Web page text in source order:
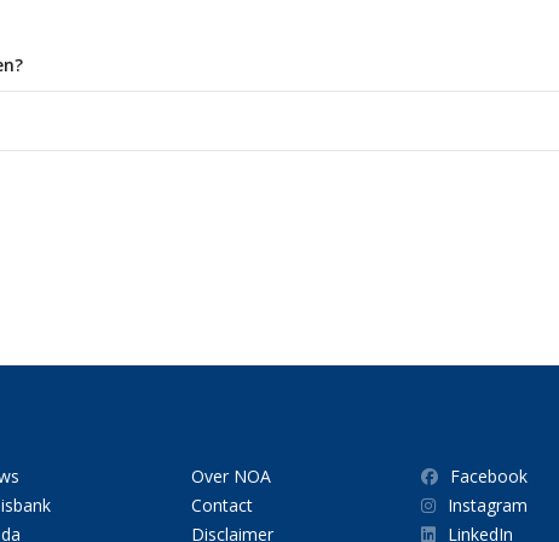
Over NOA
Contact
Disclaimer
Facebook
Instagram
LinkedIn